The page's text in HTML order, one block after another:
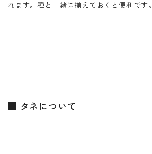
れます。種と一緒に揃えておくと便利です。
■ タネについて